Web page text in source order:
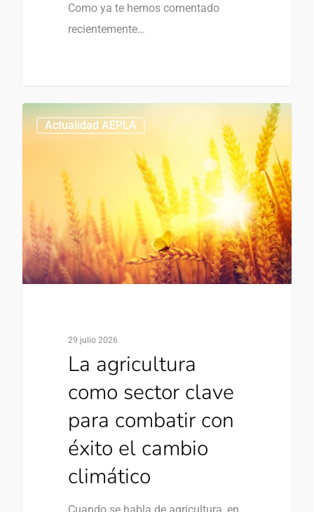
Como ya te hemos comentado
recientemente…
Actualidad AEPLA
29 julio 2026
La agricultura
como sector clave
para combatir con
éxito el cambio
climático
0